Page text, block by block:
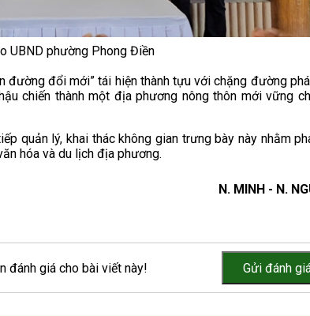
UBND phường Phong Điền
đường đổi mới” tái hiện thành tựu với chặng đường
chiến thành một địa phương nông thôn mới vững
quản lý, khai thác không gian trưng bày này nhằm
hóa và du lịch địa phương.
N. MINH - N.
đánh giá cho bài viết này!